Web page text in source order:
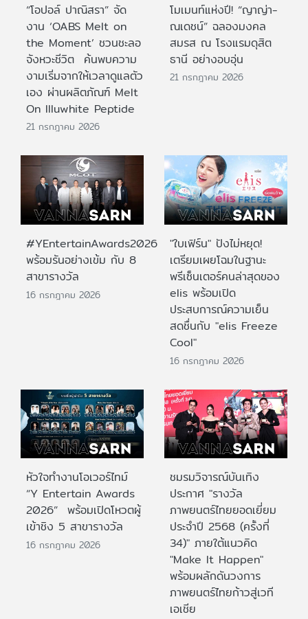
“โอปอล์ ปาณิสรา” จัด
งาน ‘OABS Melt on
the Moment’ ชวนชะลอ
จังหวะชีวิต ค้นพบความ
งามเริ่มจากให้เวลาดูแลตัว
เอง ผ่านผลิตภัณฑ์ Melt
On Illuwhite Peptide
21 กรกฎาคม 2026
โมเมนท์แห่งปี! “ญาญ่า-
ณเดชน์” ฉลองมงคล
สมรส ณ โรงแรมดุสิต
ธานี อย่างอบอุ่น
21 กรกฎาคม 2026
#YEntertainAwards2026
พร้อมรันอย่างเข้ม กับ 8
สาขารางวัล
16 กรกฎาคม 2026
"ใบเฟิร์น" ปังไม่หยุด!
เตรียมเผยโฉมในฐานะ
พรีเซ็นเตอร์คนล่าสุดของ
elis พร้อมเปิด
ประสบการณ์ความเย็น
สดชื่นกับ "elis Freeze
Cool"
16 กรกฎาคม 2026
หัวใจทำงานโอเวอร์ไทม์
“Y Entertain Awards
2026” พร้อมเปิดโหวตผู้
เข้าชิง 5 สาขารางวัล
16 กรกฎาคม 2026
ชมรมวิจารณ์บันเทิง
ประกาศ "รางวัล
ภาพยนตร์ไทยยอดเยี่ยม
ประจําปี 2568 (ครั้งที่
34)" ภายใต้แนวคิด
"Make It Happen"
พร้อมผลักดันวงการ
ภาพยนตร์ไทยก้าวสู่เวที
เอเชีย